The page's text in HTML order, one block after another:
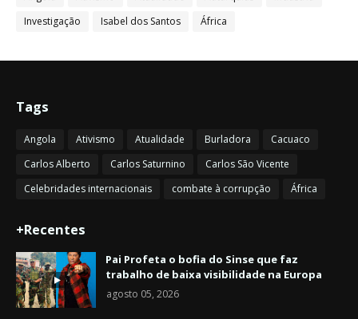
Investigação
Isabel dos Santos África
Tags
Angola Ativismo Atualidade Burladora
Cacuaco
Carlos Alberto
Carlos Saturnino
Carlos São Vicente
Celebridades internacionais
combate à corrupção África
+Recentes
Pai Profeta o bofia do Sinse que faz
trabalho de baixa visibilidade na Europa
agosto 05, 2026